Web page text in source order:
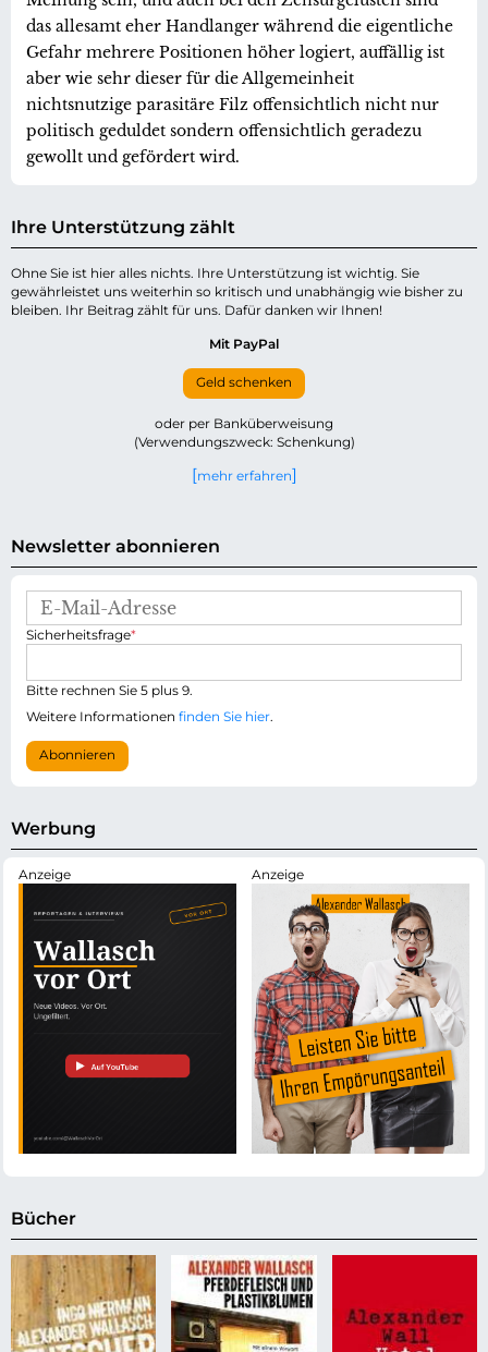
das allesamt eher Handlanger während die eigentliche
Gefahr mehrere Positionen höher logiert, auffällig ist
aber wie sehr dieser für die Allgemeinheit
nichtsnutzige parasitäre Filz offensichtlich nicht nur
politisch geduldet sondern offensichtlich geradezu
gewollt und gefördert wird.
Ihre Unterstützung zählt
Ohne Sie ist hier alles nichts. Ihre Unterstützung ist wichtig. Sie
gewährleistet uns weiterhin so kritisch und unabhängig wie bisher zu
bleiben. Ihr Beitrag zählt für uns. Dafür danken wir Ihnen!
Mit PayPal
Geld schenken
oder per Banküberweisung
(Verwendungszweck: Schenkung)
mehr erfahren
Newsletter abonnieren
M
l
-
d
r
s
e
P
i
h
t
f
d
Sicherheitsfrage*
Bitte rechnen Sie 5 plus 9.
Weitere Informationen finden Sie hier.
Abonnieren
Werbung
Bücher